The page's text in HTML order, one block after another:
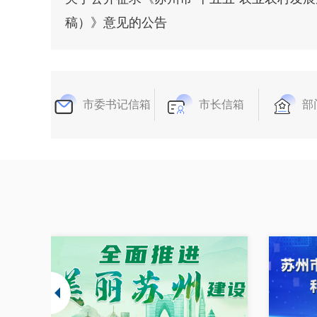
稿）》意见的公告
市委书记信箱 市长信箱 部